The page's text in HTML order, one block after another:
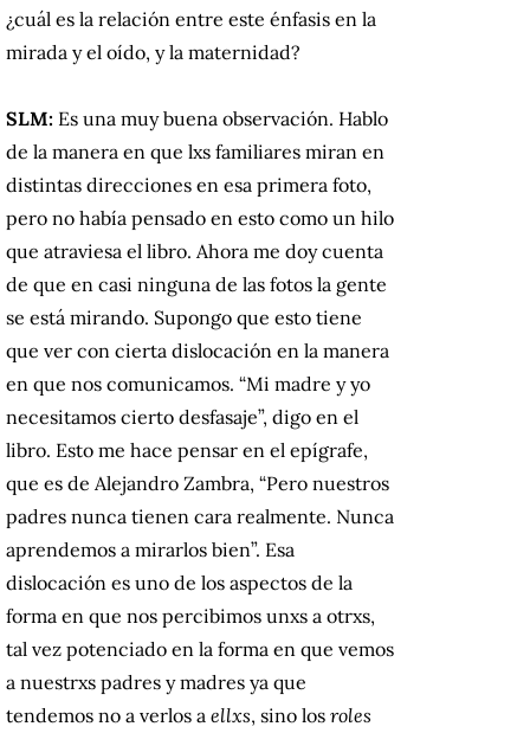
¿cuál es la relación entre este énfasis en la
mirada y el oído, y la maternidad?
SLM: Es una muy buena observación. Hablo
de la manera en que lxs familiares miran en
distintas direcciones en esa primera foto,
pero no había pensado en esto como un hilo
que atraviesa el libro. Ahora me doy cuenta
de que en casi ninguna de las fotos la gente
se está mirando. Supongo que esto tiene
que ver con cierta dislocación en la manera
en que nos comunicamos. “Mi madre y yo
necesitamos cierto desfasaje”, digo en el
libro. Esto me hace pensar en el epígrafe,
que es de Alejandro Zambra, “Pero nuestros
padres nunca tienen cara realmente. Nunca
aprendemos a mirarlos bien”. Esa
dislocación es uno de los aspectos de la
forma en que nos percibimos unxs a otrxs,
tal vez potenciado en la forma en que vemos
a nuestrxs padres y madres ya que
tendemos no a verlos a ellxs, sino los roles